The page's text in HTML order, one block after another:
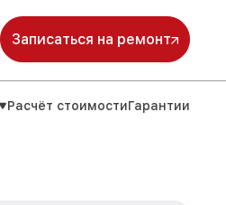
Записаться на ремонт
Расчёт стоимостиГарантии